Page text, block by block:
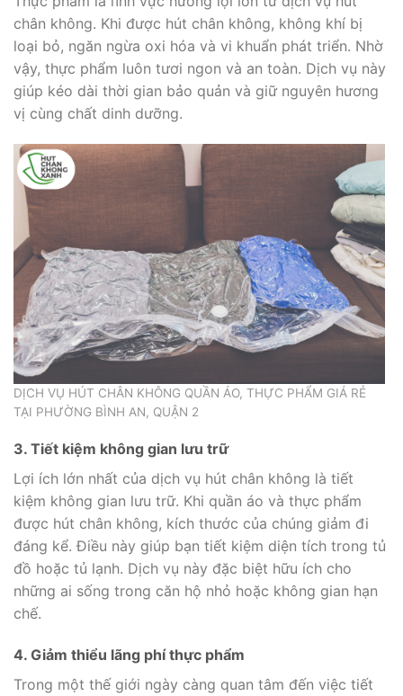
chân không. Khi được hút chân không, không khí bị
loại bỏ, ngăn ngừa oxi hóa và vi khuẩn phát triển. Nhờ
vậy, thực phẩm luôn tươi ngon và an toàn. Dịch vụ này
giúp kéo dài thời gian bảo quản và giữ nguyên hương
vị cùng chất dinh dưỡng.
DỊCH VỤ HÚT CHÂN KHÔNG QUẦN ÁO, THỰC PHẨM GIÁ RẺ
TẠI PHƯỜNG BÌNH AN, QUẬN 2
3. Tiết kiệm không gian lưu trữ
Lợi ích lớn nhất của dịch vụ hút chân không là tiết
kiệm không gian lưu trữ. Khi quần áo và thực phẩm
được hút chân không, kích thước của chúng giảm đi
đáng kể. Điều này giúp bạn tiết kiệm diện tích trong tủ
đồ hoặc tủ lạnh. Dịch vụ này đặc biệt hữu ích cho
những ai sống trong căn hộ nhỏ hoặc không gian hạn
chế.
4. Giảm thiểu lãng phí thực phẩm
Trong một thế giới ngày càng quan tâm đến việc tiết